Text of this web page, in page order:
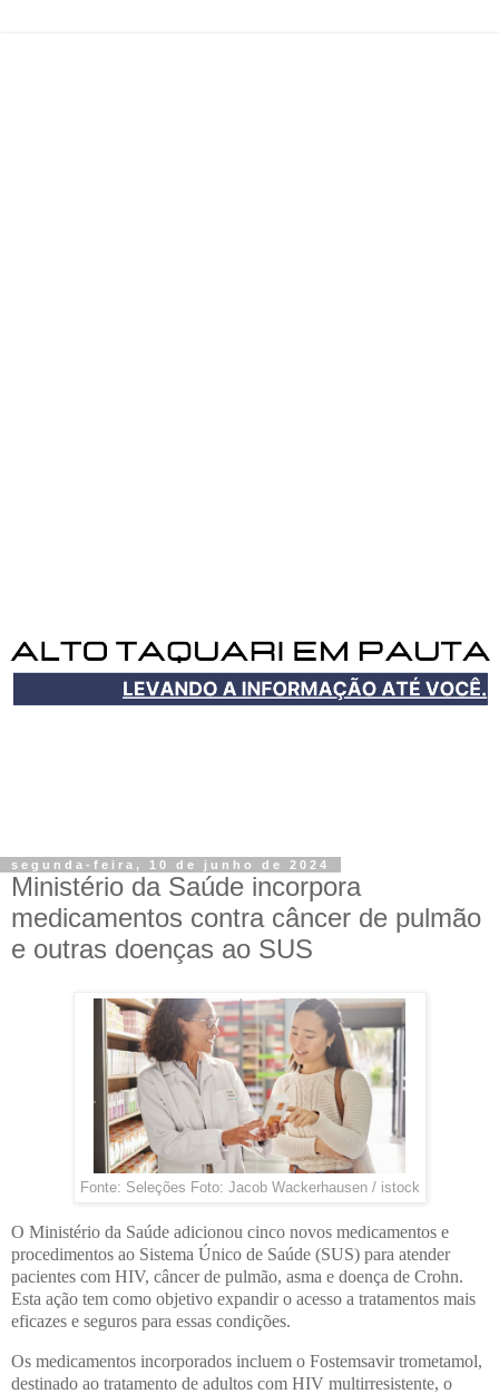
segunda-feira, 10 de junho de 2024
Ministério da Saúde incorpora
medicamentos contra câncer de pulmão
e outras doenças ao SUS
Fonte: Seleções Foto: Jacob Wackerhausen / istock
O Ministério da Saúde adicionou cinco novos medicamentos e
procedimentos ao Sistema Único de Saúde (SUS) para atender
pacientes com HIV, câncer de pulmão, asma e doença de Crohn.
Esta ação tem como objetivo expandir o acesso a tratamentos mais
eficazes e seguros para essas condições.
Os medicamentos incorporados incluem o Fostemsavir trometamol,
destinado ao tratamento de adultos com HIV multirresistente, o